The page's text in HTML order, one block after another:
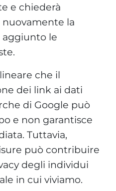
e chiederà
nuovamente la
aggiunto le
che il
dei link ai dati
di Google può
e non garantisce
Tuttavia,
può contribuire
degli individui
in cui viviamo.